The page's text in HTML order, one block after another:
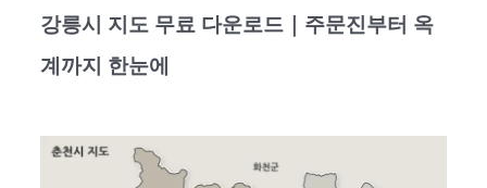
강릉시 지도 무료 다운로드｜주문진부터 옥
계까지 한눈에